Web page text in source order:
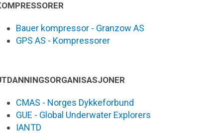
Bauer kompressor - Granzow AS
GPS AS - Kompressorer
CMAS - Norges Dykkeforbund
GUE - Global Underwater Explorers
IANTD